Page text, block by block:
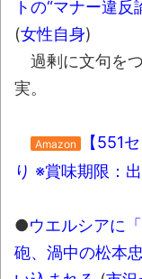
盛で食うぞ
お！！！！
果･････････
長野県の
ｗ
ん（上）（下
【画像】
トの“マナー違反
(女性自身)
過剰に文句を
実。
Amazon
【551
り ※賞味期限：
●ウエルシアに
砲、渦中の松本